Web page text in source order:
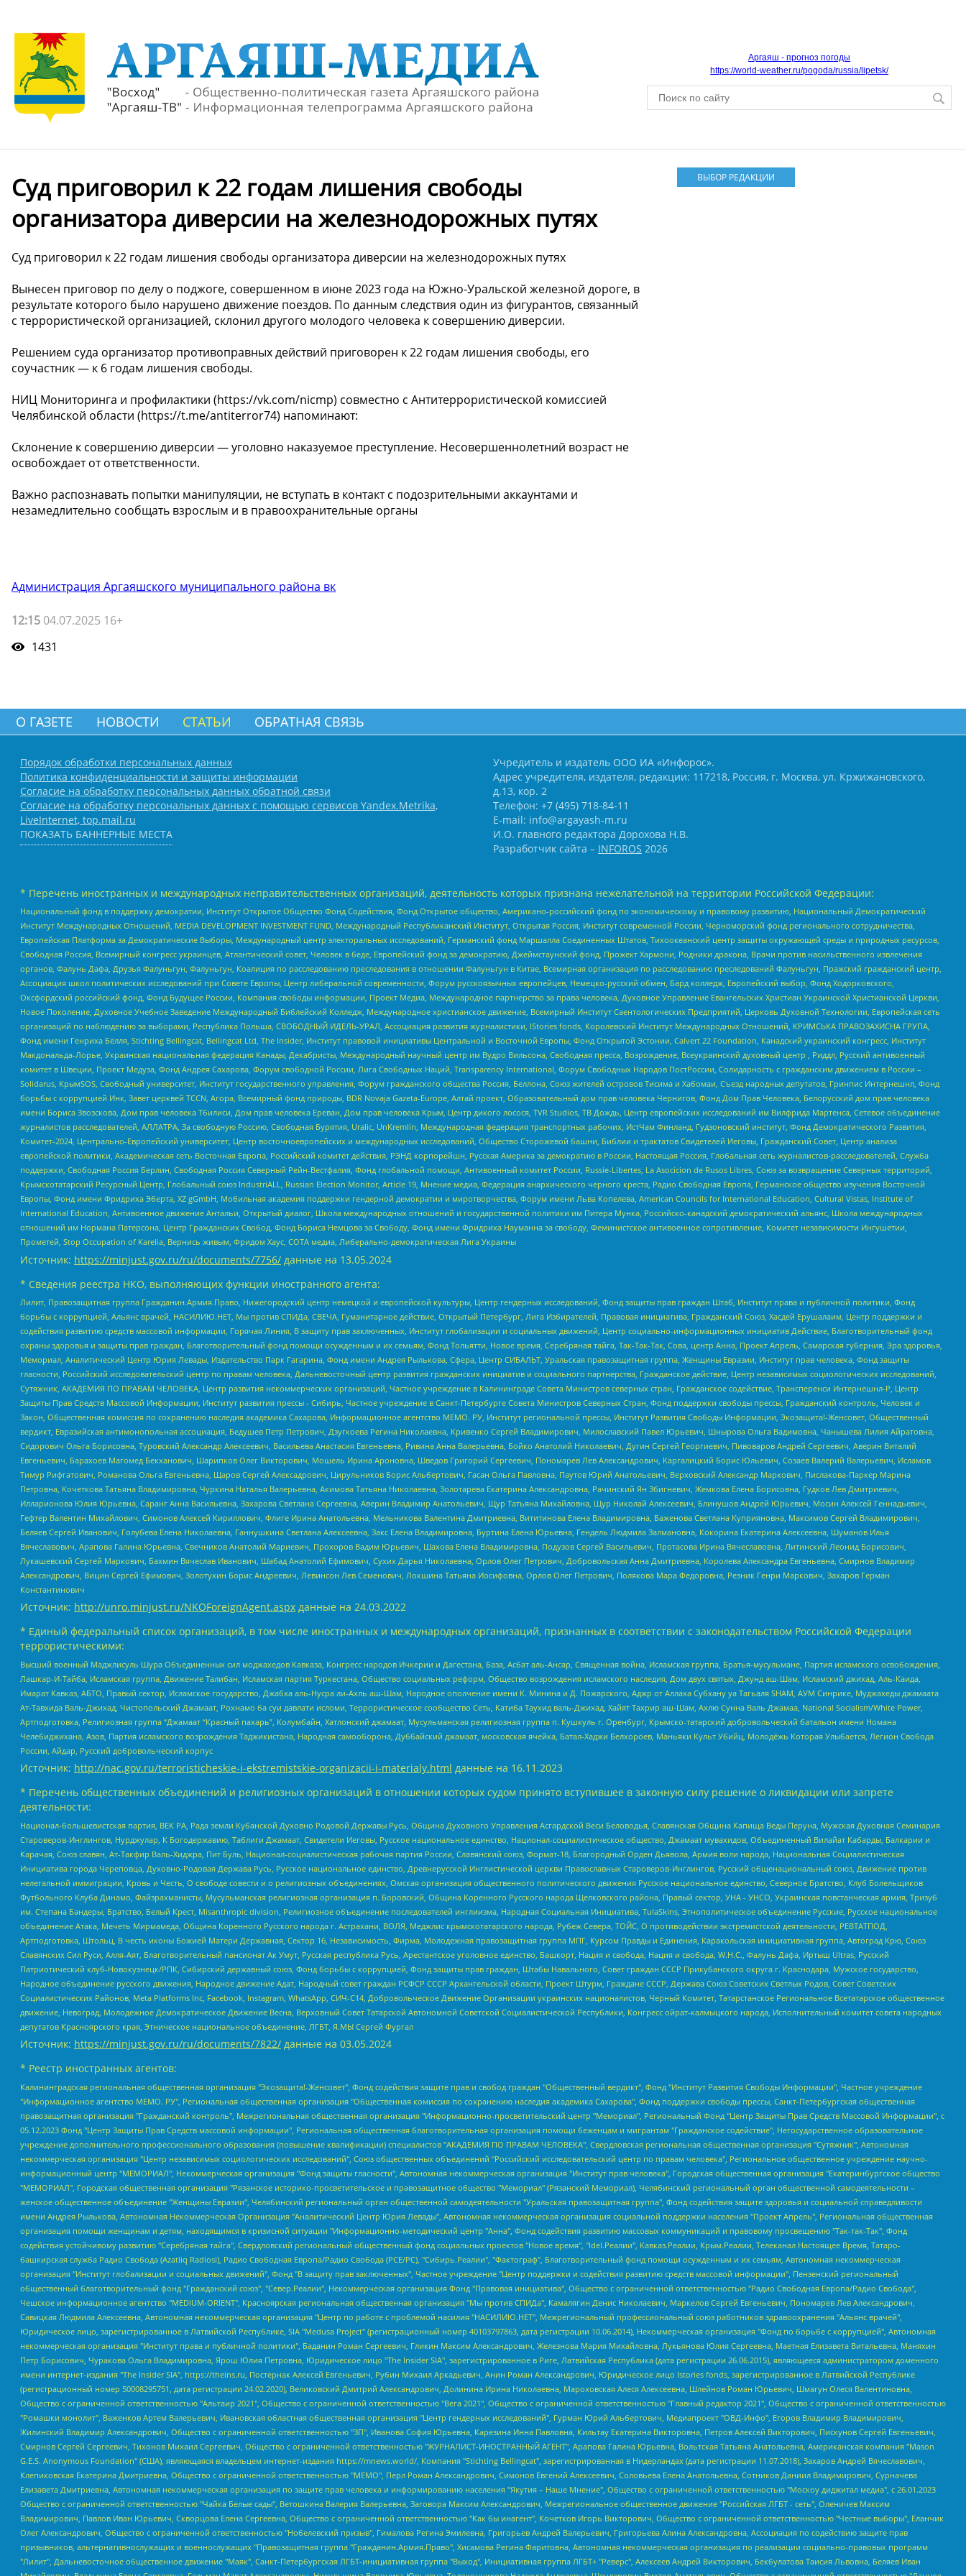
Аргаяш - прогноз погоды
https://world-weather.ru/pogoda/russia/lipetsk/
Суд приговорил к 22 годам лишения свободы
организатора диверсии на железнодорожных путях
Суд приговорил к 22 годам лишения свободы организатора диверсии на железнодорожных путях
Вынесен приговор по делу о поджоге, совершенном в июне 2023 года на Южно-Уральской железной дороге, в
результате которого было нарушено движение поездов. По данным следствия один из фигурантов, связанный
с террористической организацией, склонил другого молодого человека к совершению диверсии.
Решением суда организатор противоправных действий приговорен к 22 годам лишения свободы, его
соучастник — к 6 годам лишения свободы.
НИЦ Мониторинга и профилактики (https://vk.com/nicmp) совместно с Антитеррористической комиссией
Челябинской области (https://t.me/antiterror74) напоминают:
Склонение к совершению диверсии — уголовно наказуемое преступление. Несовершеннолетний возраст не
освобождает от ответственности.
Важно распознавать попытки манипуляции, не вступать в контакт с подозрительными аккаунтами и
незамедлительно сообщать взрослым и в правоохранительные органы
Администрация Аргаяшского муниципального района вк
12:15 04.07.2025 16+
1431
ВЫБОР РЕДАКЦИИ
О ГАЗЕТЕ НОВОСТИ СТАТЬИ ОБРАТНАЯ СВЯЗЬ
Порядок обработки персональных данных
Политика конфиденциальности и защиты информации
Согласие на обработку персональных данных обратной связи
Согласие на обработку персональных данных с помощью сервисов Yandex.Metrika,
LiveInternet, top.mail.ru
ПОКАЗАТЬ БАННЕРНЫЕ МЕСТА
Учредитель и издатель ООО ИА «Инфорос».
Адрес учредителя, издателя, редакции: 117218, Россия, г. Москва, ул. Кржижановского,
д.13, кор. 2
Телефон: +7 (495) 718-84-11
E-mail: info@argayash-m.ru
И.О. главного редактора Дорохова Н.В.
Разработчик сайта – INFOROS 2026
* Перечень иностранных и международных неправительственных организаций, деятельность которых признана нежелательной на территории Российской Федерации:
Национальный фонд в поддержку демократии, Институт Открытое Общество Фонд Содействия, Фонд Открытое общество, Американо-российский фонд по экономическому и правовому развитию, Национальный Демократический
Институт Международных Отношений, MEDIA DEVELOPMENT INVESTMENT FUND, Международный Республиканский Институт, Открытая Россия, Институт современной России, Черноморский фонд регионального сотрудничества,
Европейская Платформа за Демократические Выборы, Международный центр электоральных исследований, Германский фонд Маршалла Соединенных Штатов, Тихоокеанский центр защиты окружающей среды и природных ресурсов,
Свободная Россия, Всемирный конгресс украинцев, Атлантический совет, Человек в беде, Европейский фонд за демократию, Джеймстаунский фонд, Прожект Хармони, Родники дракона, Врачи против насильственного извлечения
органов, Фалунь Дафа, Друзья Фалуньгун, Фалуньгун, Коалиция по расследованию преследования в отношении Фалуньгун в Китае, Всемирная организация по расследованию преследований Фалуньгун, Пражский гражданский центр,
Ассоциация школ политических исследований при Совете Европы, Центр либеральной современности, Форум русскоязычных европейцев, Немецко-русский обмен, Бард колледж, Европейский выбор, Фонд Ходорковского,
Оксфордский российский фонд, Фонд Будущее России, Компания свободы информации, Проект Медиа, Международное партнерство за права человека, Духовное Управление Евангельских Христиан Украинской Христианской Церкви,
Новое Поколение, Духовное Учебное Заведение Международный Библейский Колледж, Международное христианское движение, Всемирный Институт Саентологических Предприятий, Церковь Духовной Технологии, Европейская сеть
организаций по наблюдению за выборами, Республика Польша, СВОБОДНЫЙ ИДЕЛЬ-УРАЛ, Ассоциация развития журналистики, IStories fonds, Королевский Институт Международных Отношений, КРИМСЬКА ПРАВОЗАХИСНА ГРУПА,
Фонд имени Генриха Бёлля, Stichting Bellingcat, Bellingcat Ltd, The Insider, Институт правовой инициативы Центральной и Восточной Европы, Фонд Открытой Эстонии, Calvert 22 Foundation, Канадский украинский конгресс, Институт
Макдональда-Лорье, Украинская национальная федерация Канады, Декабристы, Международный научный центр им Вудро Вильсона, Свободная пресса, Возрождение, Всеукраинский духовный центр , Риддл, Русский антивоенный
комитет в Швеции, Проект Медуза, Фонд Андрея Сахарова, Форум свободной России, Лига Свободных Наций, Transparеncy International, Форум Свободных Народов ПостРоссии, Солидарность с гражданским движением в России –
Solidarus, КрымSOS, Свободный университет, Институт государственного управления, Форум гражданского общества Россия, Беллона, Союз жителей островов Тисима и Хабомаи, Съезд народных депутатов, Гринпис Интернешнл, Фонд
борьбы с коррупцией Инк, Завет церквей TCCN, Агора, Всемирный фонд природы, BDR Novaja Gazeta-Europe, Алтай проект, Образовательный дом прав человека Чернигов, Фонд Дом Прав Человека, Белорусский дом прав человека
имени Бориса Звозскова, Дом прав человека Тбилиси, Дом прав человека Ереван, Дом прав человека Крым, Центр дикого лосося, TVR Studios, ТВ Дождь, Центр европейских исследований им Вилфрида Мартенса, Сетевое объединение
журналистов расследователей, АЛЛАТРА, За свободную Россию, Свободная Бурятия, Uralic, UnKremlin, Международная федерация транспортных рабочих, ИстЧам Финланд, Гудзоновский институт, Фонд Демократического Развития,
Комитет-2024, Центрально-Европейский университет, Центр восточноевропейских и международных исследований, Общество Сторожевой башни, Библии и трактатов Свидетелей Иеговы, Гражданский Совет, Центр анализа
европейской политики, Академическая сеть Восточная Европа, Российский комитет действия, РЭНД корпорейшн, Русская Америка за демократию в России, Настоящая Россия, Глобальная сеть журналистов-расследователей, Служба
поддержки, Свободная Россия Берлин, Свободная Россия Северный Рейн-Вестфалия, Фонд глобальной помощи, Антивоенный комитет России, Russie-Libertes, La Asocicion de Rusos Libres, Союз за возвращение Северных территорий,
Крымскотатарский Ресурсный Центр, Глобальный союз IndustriALL, Russian Election Monitor, Article 19, Мнение медиа, Федерация анархического черного креста, Радио Свободная Европа, Германское общество изучения Восточной
Европы, Фонд имени Фридриха Эберта, XZ gGmbH, Мобильная академия поддержки гендерной демократии и миротворчества, Форум имени Льва Копелева, American Councils for International Education, Cultural Vistas, Institute of
International Education, Антивоенное движение Антальи, Открытый диалог, Школа международных отношений и государственной политики им Питера Мунка, Российско-канадский демократический альянс, Школа международных
отношений им Нормана Патерсона, Центр Гражданских Свобод, Фонд Бориса Немцова за Свободу, Фонд имени Фридриха Науманна за свободу, Феминистское антивоенное сопротивление, Комитет независимости Ингушетии,
Прометей, Stop Occupation of Karelia, Вернись живым, Фридом Хаус, СОТА медиа, Либерально-демократическая Лига Украины
Источник: https://minjust.gov.ru/ru/documents/7756/ данные на 13.05.2024
* Сведения реестра НКО, выполняющих функции иностранного агента:
Лилит, Правозащитная группа Гражданин.Армия.Право, Нижегородский центр немецкой и европейской культуры, Центр гендерных исследований, Фонд защиты прав граждан Штаб, Институт права и публичной политики, Фонд
борьбы с коррупцией, Альянс врачей, НАСИЛИЮ.НЕТ, Мы против СПИДа, СВЕЧА, Гуманитарное действие, Открытый Петербург, Лига Избирателей, Правовая инициатива, Гражданский Союз, Хасдей Ерушалаим, Центр поддержки и
содействия развитию средств массовой информации, Горячая Линия, В защиту прав заключенных, Институт глобализации и социальных движений, Центр социально-информационных инициатив Действие, Благотворительный фонд
охраны здоровья и защиты прав граждан, Благотворительный фонд помощи осужденным и их семьям, Фонд Тольятти, Новое время, Серебряная тайга, Так-Так-Так, Сова, центр Анна, Проект Апрель, Самарская губерния, Эра здоровья,
Мемориал, Аналитический Центр Юрия Левады, Издательство Парк Гагарина, Фонд имени Андрея Рылькова, Сфера, Центр СИБАЛЬТ, Уральская правозащитная группа, Женщины Евразии, Институт прав человека, Фонд защиты
гласности, Российский исследовательский центр по правам человека, Дальневосточный центр развития гражданских инициатив и социального партнерства, Гражданское действие, Центр независимых социологических исследований,
Сутяжник, АКАДЕМИЯ ПО ПРАВАМ ЧЕЛОВЕКА, Центр развития некоммерческих организаций, Частное учреждение в Калининграде Совета Министров северных стран, Гражданское содействие, Трансперенси Интернешнл-Р, Центр
Защиты Прав Средств Массовой Информации, Институт развития прессы - Сибирь, Частное учреждение в Санкт-Петербурге Совета Министров Северных Стран, Фонд поддержки свободы прессы, Гражданский контроль, Человек и
Закон, Общественная комиссия по сохранению наследия академика Сахарова, Информационное агентство МЕМО. РУ, Институт региональной прессы, Институт Развития Свободы Информации, Экозащита!-Женсовет, Общественный
вердикт, Евразийская антимонопольная ассоциация, Бедушев Петр Петрович, Дзугкоева Регина Николаевна, Кривенко Сергей Владимирович, Милославский Павел Юрьевич, Шнырова Ольга Вадимовна, Чанышева Лилия Айратовна,
Сидорович Ольга Борисовна, Туровский Александр Алексеевич, Васильева Анастасия Евгеньевна, Ривина Анна Валерьевна, Бойко Анатолий Николаевич, Дугин Сергей Георгиевич, Пивоваров Андрей Сергеевич, Аверин Виталий
Евгеньевич, Барахоев Магомед Бекханович, Шарипков Олег Викторович, Мошель Ирина Ароновна, Шведов Григорий Сергеевич, Пономарев Лев Александрович, Каргалицкий Борис Юльевич, Созаев Валерий Валерьевич, Исламов
Тимур Рифгатович, Романова Ольга Евгеньевна, Щаров Сергей Алексадрович, Цирульников Борис Альбертович, Гасан Ольга Павловна, Паутов Юрий Анатольевич, Верховский Александр Маркович, Пислакова-Паркер Марина
Петровна, Кочеткова Татьяна Владимировна, Чуркина Наталья Валерьевна, Акимова Татьяна Николаевна, Золотарева Екатерина Александровна, Рачинский Ян Збигневич, Жемкова Елена Борисовна, Гудков Лев Дмитриевич,
Илларионова Юлия Юрьевна, Саранг Анна Васильевна, Захарова Светлана Сергеевна, Аверин Владимир Анатольевич, Щур Татьяна Михайловна, Щур Николай Алексеевич, Блинушов Андрей Юрьевич, Мосин Алексей Геннадьевич,
Гефтер Валентин Михайлович, Симонов Алексей Кириллович, Флиге Ирина Анатольевна, Мельникова Валентина Дмитриевна, Вититинова Елена Владимировна, Баженова Светлана Куприяновна, Максимов Сергей Владимирович,
Беляев Сергей Иванович, Голубева Елена Николаевна, Ганнушкина Светлана Алексеевна, Закс Елена Владимировна, Буртина Елена Юрьевна, Гендель Людмила Залмановна, Кокорина Екатерина Алексеевна, Шуманов Илья
Вячеславович, Арапова Галина Юрьевна, Свечников Анатолий Мариевич, Прохоров Вадим Юрьевич, Шахова Елена Владимировна, Подузов Сергей Васильевич, Протасова Ирина Вячеславовна, Литинский Леонид Борисович,
Лукашевский Сергей Маркович, Бахмин Вячеслав Иванович, Шабад Анатолий Ефимович, Сухих Дарья Николаевна, Орлов Олег Петрович, Добровольская Анна Дмитриевна, Королева Александра Евгеньевна, Смирнов Владимир
Александрович, Вицин Сергей Ефимович, Золотухин Борис Андреевич, Левинсон Лев Семенович, Локшина Татьяна Иосифовна, Орлов Олег Петрович, Полякова Мара Федоровна, Резник Генри Маркович, Захаров Герман
Константинович
Источник: http://unro.minjust.ru/NKOForeignAgent.aspx данные на 24.03.2022
* Единый федеральный список организаций, в том числе иностранных и международных организаций, признанных в соответствии с законодательством Российской Федерации
террористическими:
Высший военный Маджлисуль Шура Объединенных сил моджахедов Кавказа, Конгресс народов Ичкерии и Дагестана, База, Асбат аль-Ансар, Священная война, Исламская группа, Братья-мусульмане, Партия исламского освобождения,
Лашкар-И-Тайба, Исламская группа, Движение Талибан, Исламская партия Туркестана, Общество социальных реформ, Общество возрождения исламского наследия, Дом двух святых, Джунд аш-Шам, Исламский джихад, Аль-Каида,
Имарат Кавказ, АБТО, Правый сектор, Исламское государство, Джабха аль-Нусра ли-Ахль аш-Шам, Народное ополчение имени К. Минина и Д. Пожарского, Аджр от Аллаха Субхану уа Тагьаля SHAM, АУМ Синрике, Муджахеды джамаата
Ат-Тавхида Валь-Джихад, Чистопольский Джамаат, Рохнамо ба суи давлати исломи, Террористическое сообщество Сеть, Катиба Таухид валь-Джихад, Хайят Тахрир аш-Шам, Ахлю Сунна Валь Джамаа, National Socialism/White Power,
Артподготовка, Религиозная группа “Джамаат “Красный пахарь”, Колумбайн, Хатлонский джамаат, Мусульманская религиозная группа п. Кушкуль г. Оренбург, Крымско-татарский добровольческий батальон имени Номана
Челебиджихана, Азов, Партия исламского возрождения Таджикистана, Народная самооборона, Дуббайский джамаат, московская ячейка, Батал-Хаджи Белхороев, Маньяки Культ Убийц, Молодёжь Которая Улыбается, Легион Свобода
России, Айдар, Русский добровольческий корпус
Источник: http://nac.gov.ru/terroristicheskie-i-ekstremistskie-organizacii-i-materialy.html данные на 16.11.2023
* Перечень общественных объединений и религиозных организаций в отношении которых судом принято вступившее в законную силу решение о ликвидации или запрете
деятельности:
Национал-большевистская партия, ВЕК РА, Рада земли Кубанской Духовно Родовой Державы Русь, Община Духовного Управления Асгардской Веси Беловодья, Славянская Община Капища Веды Перуна, Мужская Духовная Семинария
Староверов-Инглингов, Нурджулар, К Богодержавию, Таблиги Джамаат, Свидетели Иеговы, Русское национальное единство, Национал-социалистическое общество, Джамаат мувахидов, Объединенный Вилайат Кабарды, Балкарии и
Карачая, Союз славян, Ат-Такфир Валь-Хиджра, Пит Буль, Национал-социалистическая рабочая партия России, Славянский союз, Формат-18, Благородный Орден Дьявола, Армия воли народа, Национальная Социалистическая
Инициатива города Череповца, Духовно-Родовая Держава Русь, Русское национальное единство, Древнерусской Инглистической церкви Православных Староверов-Инглингов, Русский общенациональный союз, Движение против
нелегальной иммиграции, Кровь и Честь, О свободе совести и о религиозных объединениях, Омская организация общественного политического движения Русское национальное единство, Северное Братство, Клуб Болельщиков
Футбольного Клуба Динамо, Файзрахманисты, Мусульманская религиозная организация п. Боровский, Община Коренного Русского народа Щелковского района, Правый сектор, УНА - УНСО, Украинская повстанческая армия, Тризуб
им. Степана Бандеры, Братство, Белый Крест, Misanthropic division, Религиозное объединение последователей инглиизма, Народная Социальная Инициатива, TulaSkins, Этнополитическое объединение Русские, Русское национальное
объединение Атака, Мечеть Мирмамеда, Община Коренного Русского народа г. Астрахани, ВОЛЯ, Меджлис крымскотатарского народа, Рубеж Севера, ТОЙС, О противодействии экстремистской деятельности, РЕВТАТПОД,
Артподготовка, Штольц, В честь иконы Божией Матери Державная, Сектор 16, Независимость, Фирма, Молодежная правозащитная группа МПГ, Курсом Правды и Единения, Каракольская инициативная группа, Автоград Крю, Союз
Славянских Сил Руси, Алля-Аят, Благотворительный пансионат Ак Умут, Русская республика Русь, Арестантское уголовное единство, Башкорт, Нация и свобода, Нация и свобода, W.H.С., Фалунь Дафа, Иртыш Ultras, Русский
Патриотический клуб-Новокузнецк/РПК, Сибирский державный союз, Фонд борьбы с коррупцией, Фонд защиты прав граждан, Штабы Навального, Совет граждан СССР Прикубанского округа г. Краснодара, Мужское государство,
Народное объединение русского движения, Народное движение Адат, Народный совет граждан РСФСР СССР Архангельской области, Проект Штурм, Граждане СССР, Держава Союз Советских Светлых Родов, Совет Советских
Социалистических Районов, Meta Platforms Inc, Facebook, Instagram, WhatsApp, СИЧ-С14, Добровольческое Движение Организации украинских националистов, Черный Комитет, Татарстанское Региональное Всетатарское общественное
движение, Невоград, Молодежное Демократическое Движение Весна, Верховный Совет Татарской Автономной Советской Социалистической Республики, Конгресс ойрат-калмыцкого народа, Исполнительный комитет совета народных
депутатов Красноярского края, Этническое национальное объединение, ЛГБТ, Я.МЫ Сергей Фургал
Источник: https://minjust.gov.ru/ru/documents/7822/ данные на 03.05.2024
* Реестр иностранных агентов:
Калининградская региональная общественная организация "Экозащита!-Женсовет", Фонд содействия защите прав и свобод граждан "Общественный вердикт", Фонд "Институт Развития Свободы Информации", Частное учреждение "Информационное агентство МЕМО. РУ", Региональная общественная организация "Общественная комиссия по сохранению наследия академика Сахарова", Фонд поддержки свободы прессы, Санкт-Петербургская общественная правозащитная организация "Гражданский контроль", Межрегиональная общественная организация "Информационно-просветительский центр "Мемориал", Региональный Фонд "Центр Защиты Прав Средств Массовой Информации", с 05.12.2023 Фонд "Центр Защиты Прав Средств массовой информации", Региональная общественная благотворительная организация помощи беженцам и мигрантам "Гражданское содействие", Негосударственное образовательное учреждение дополнительного профессионального образования (повышение квалификации) специалистов "АКАДЕМИЯ ПО ПРАВАМ ЧЕЛОВЕКА", Свердловская региональная общественная организация "Сутяжник", Автономная некоммерческая организация "Центр независимых социологических исследований", Союз общественных объединений "Российский исследовательский центр по правам человека", Региональное общественное учреждение научно-информационный центр "МЕМОРИАЛ", Некоммерческая организация "Фонд защиты гласности", Автономная некоммерческая организация "Институт прав человека", Городская общественная организация "Екатеринбургское общество "МЕМОРИАЛ", Городская общественная организация "Рязанское историко-просветительское и правозащитное общество "Мемориал" (Рязанский Мемориал), Челябинский региональный орган общественной самодеятельности – женское общественное объединение "Женщины Евразии", Челябинский региональный орган общественной самодеятельности "Уральская правозащитная группа", Фонд содействия защите здоровья и социальной справедливости имени Андрея Рылькова, Автономная Некоммерческая Организация "Аналитический Центр Юрия Левады", Автономная некоммерческая организация социальной поддержки населения "Проект Апрель", Региональная общественная организация помощи женщинам и детям, находящимся в кризисной ситуации "Информационно-методический центр "Анна", Фонд содействия развитию массовых коммуникаций и правовому просвещению "Так-так-Так", Фонд содействия устойчивому развитию "Серебряная тайга", Свердловский региональный общественный фонд социальных проектов "Новое время", "Idel.Реалии", Кавказ.Реалии, Крым.Реалии, Телеканал Настоящее Время, Татаро-башкирская служба Радио Свобода (Azatliq Radiosi), Радио Свободная Европа/Радио Свобода (PCE/PC), "Сибирь.Реалии", "Фактограф", Благотворительный фонд помощи осужденным и их семьям, Автономная некоммерческая организация "Институт глобализации и социальных движений", Фонд "В защиту прав заключенных", Частное учреждение "Центр поддержки и содействия развитию средств массовой информации", Пензенский региональный общественный благотворительный фонд "Гражданский союз", "Север.Реалии", Некоммерческая организация Фонд "Правовая инициатива", Общество с ограниченной ответственностью "Радио Свободная Европа/Радио Свобода", Чешское информационное агентство "MEDIUM-ORIENT", Красноярская региональная общественная организация "Мы против СПИДа", Камалягин Денис Николаевич, Маркелов Сергей Евгеньевич, Пономарев Лев Александрович, Савицкая Людмила Алексеевна, Автономная некоммерческая организация "Центр по работе с проблемой насилия "НАСИЛИЮ.НЕТ", Межрегиональный профессиональный союз работников здравоохранения "Альянс врачей", Юридическое лицо, зарегистрированное в Латвийской Республике, SIA "Medusa Project" (регистрационный номер 40103797863, дата регистрации 10.06.2014), Некоммерческая организация "Фонд по борьбе с коррупцией", Автономная некоммерческая организация "Институт права и публичной политики", Баданин Роман Сергеевич, Гликин Максим Александрович, Железнова Мария Михайловна, Лукьянова Юлия Сергеевна, Маетная Елизавета Витальевна, Маняхин Петр Борисович, Чуракова Ольга Владимировна, Ярош Юлия Петровна, Юридическое лицо "The Insider SIA", зарегистрированное в Риге, Латвийская Республика (дата регистрации 26.06.2015), являющееся администратором доменного имени интернет-издания "The Insider SIA", https://theins.ru, Постернак Алексей Евгеньевич, Рубин Михаил Аркадьевич, Анин Роман Александрович, Юридическое лицо Istories fonds, зарегистрированное в Латвийской Республике (регистрационный номер 50008295751, дата регистрации 24.02.2020), Великовский Дмитрий Александрович, Долинина Ирина Николаевна, Мароховская Алеся Алексеевна, Шлейнов Роман Юрьевич, Шмагун Олеся Валентиновна, Общество с ограниченной ответственностью "Альтаир 2021", Общество с ограниченной ответственностью "Вега 2021", Общество с ограниченной ответственностью "Главный редактор 2021", Общество с ограниченной ответственностью "Ромашки монолит", Важенков Артем Валерьевич, Ивановская областная общественная организация "Центр гендерных исследований", Гурман Юрий Альбертович, Медиапроект "ОВД-Инфо", Егоров Владимир Владимирович, Жилинский Владимир Александрович, Общество с ограниченной ответственностью "ЗП", Иванова София Юрьевна, Карезина Инна Павловна, Кильтау Екатерина Викторовна, Петров Алексей Викторович, Пискунов Сергей Евгеньевич, Смирнов Сергей Сергеевич, Тихонов Михаил Сергеевич, Общество с ограниченной ответственностью "ЖУРНАЛИСТ-ИНОСТРАННЫЙ АГЕНТ", Арапова Галина Юрьевна, Вольтская Татьяна Анатольевна, Американская компания "Mason G.E.S. Anonymous Foundation" (США), являющаяся владельцем интернет-издания https://mnews.world/, Компания "Stichting Bellingcat", зарегистрированная в Нидерландах (дата регистрации 11.07.2018), Захаров Андрей Вячеславович, Клепиковская Екатерина Дмитриевна, Общество с ограниченной ответственностью "МЕМО", Перл Роман Александрович, Симонов Евгений Алексеевич, Соловьева Елена Анатольевна, Сотников Даниил Владимирович, Сурначева Елизавета Дмитриевна, Автономная некоммерческая организация по защите прав человека и информированию населения "Якутия – Наше Мнение", Общество с ограниченной ответственностью "Москоу диджитал медиа", с 26.01.2023 Общество с ограниченной ответственностью "Чайка Белые сады", Ветошкина Валерия Валерьевна, Заговора Максим Александрович, Межрегиональное общественное движение "Российская ЛГБТ - сеть", Оленичев Максим Владимирович, Павлов Иван Юрьевич, Скворцова Елена Сергеевна, Общество с ограниченной ответственностью "Как бы инагент", Кочетков Игорь Викторович, Общество с ограниченной ответственностью "Честные выборы", Еланчик Олег Александрович, Общество с ограниченной ответственностью "Нобелевский призыв", Гималова Регина Эмилевна, Григорьев Андрей Валерьевич, Григорьева Алина Александровна, Ассоциация по содействию защите прав призывников, альтернативнослужащих и военнослужащих "Правозащитная группа "Гражданин.Армия.Право", Хисамова Регина Фаритовна, Автономная некоммерческая организация по реализации социально-правовых программ "Лилит", Дальневосточное общественное движение "Маяк", Санкт-Петербургская ЛГБТ-инициативная группа "Выход", Инициативная группа ЛГБТ+ "Реверс", Алексеев Андрей Викторович, Бекбулатова Таисия Львовна, Беляев Иван Михайлович, Владыкина Елена Сергеевна, Гельман Марат Александрович, Никульшина Вероника Юрьевна, Толоконникова Надежда Андреевна, Шендерович Виктор Анатольевич, Общество с ограниченной ответственностью "Данное сообщение", Общество с ограниченной ответственностью Издательский дом "Новая глава", Айнбиндер Александра Александровна, Московский комьюнити-центр для ЛГБТ+инициатив, Благотворительный фонд развития филантропии, Deutsche Welle (Германия, Kurt-Schumacher-Strasse 3, 53113 Bonn), Борзунова Мария Михайловна, Воробьев Виктор Викторович, Голубева Анна Львовна, Константинова Алла Михайловна, Малкова Ирина Владимировна, Мурадов Мурад Абдулгалимович, Осетинская Елизавета Николаевна, Понасенков Евгений Николаевич, Ганапольский Матвей Юрьевич, Киселев Евгений Алексеевич, Борухович Ирина Григорьевна, Дремин Иван Тимофеевич, Дубровский Дмитрий Викторович, Красноярская региональная общественная организация поддержки и развития альтернативных образовательных технологий и межкультурных коммуникаций "ИНТЕРРА", Маяковская Екатерина Алексеевна, Фейгин Марк Захарович, Филимонов Андрей Викторович, Дзугкоева Регина Николаевна, Доброхотов Роман Александрович, Дудь Юрий Александрович, Елкин Сергей Владимирович, Кругликов Кирилл Игоревич, Сабунаева Мария Леонидовна, Семенов Алексей Владимирович, Шаинян Карен Багратович, Шульман Екатерина Михайловна, Асафьев Артур Валерьевич, Вахштайн Виктор Семенович, Венедиктов Алексей Алексеевич, Лушникова Екатерина Евгеньевна, Волков Леонид Михайлович, Невзоров Александр Глебович, Пархоменко Сергей Борисович, Сироткин Ярослав Николаевич, Кара-Мурза Владимир Владимирович, Баранова Наталья Владимировна, Гозман Леонид Яковлевич, Кагарлицкий Борис Юльевич, Климарев Михаил Валерьевич, Милов Владимир Станиславович, Автономная некоммерческая организация Краснодарский центр современного искусства "Типография", Моргенштерн Алишер Тагирович, Соболь Любовь Эдуардовна, Общество с ограниченной ответственностью "ЛИЗА НОРМ", Каспаров Гарри Кимович, Ходорковский Михаил Борисович, Общество с ограниченной ответственностью "Апрельские тезисы", Данилович Ирина Брониславовна, Кашин Олег Владимирович, Петров Николай Владимирович, Пивоваров Алексей Владимирович, Соколов Михаил Владимирович, Цветкова Юлия Владимировна, Чичваркин Евгений Александрович, Комитет против пыток/Команда против пыток, Общество с ограниченной ответственностью "Первый научный", Общество с ограниченной ответственностью "Вертолет и ко", Белоцерковская Вероника Борисовна, Кац Максим Евгеньевич, Лазарева Татьяна Юрьевна, Шаведдинов Руслан Табризович, Яшин Илья Валерьевич, Общество с ограниченной ответственностью "Иноагент ААВ", Алешковский Дмитрий Петрович, Альбац Евгения Марковна, Быков Дмитрий Львович, Галямина Юлия Евгеньевна, Лойко Сергей Леонидович, Мартынов Кирилл Константинович, Медведев Сергей Александрович, Крашенинников Федор Геннадиевич, Гордеева Катерина Вл